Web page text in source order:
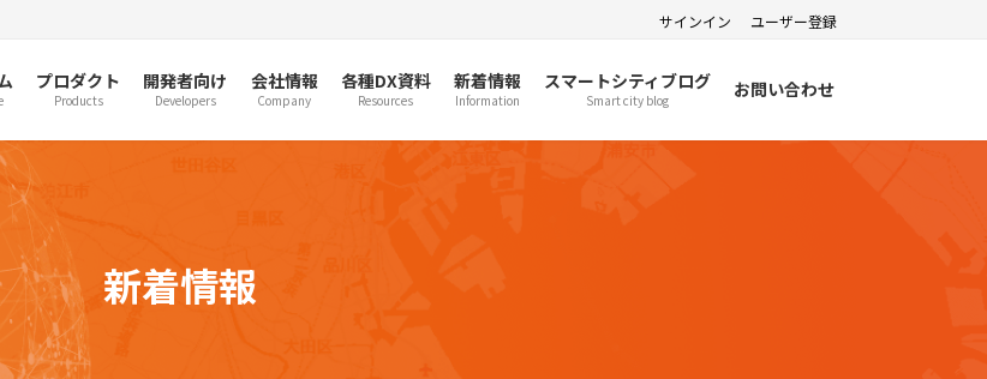
サインイン ユーザー登録
プロダクト
Products
開発者向け
Developers
会社情報
Company
各種DX資料
Resources
新着情報
Information
スマートシティブログ
Smart city blog お問い合わせ
新着情報